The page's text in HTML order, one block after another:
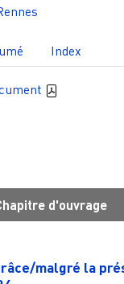
Index
d'ouvrage
malgré la